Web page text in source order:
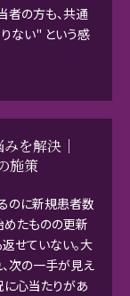
者の方も、共通
ない" という感
を解決｜
施策
のに新規患者数
たものの更新
せていない。大
次の一手が見え
に心当たりがあ